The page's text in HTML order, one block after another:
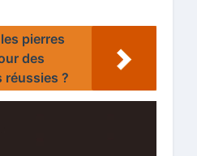
pierres
des
réussies ?